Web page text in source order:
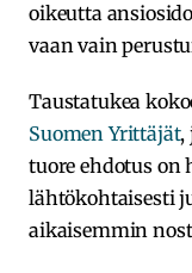
oikeutta
vaan vain
Taustatukea
Suomen Yrittäjät,
tuore ehdotus on
lähtökohtaisesti
aikaisemmin